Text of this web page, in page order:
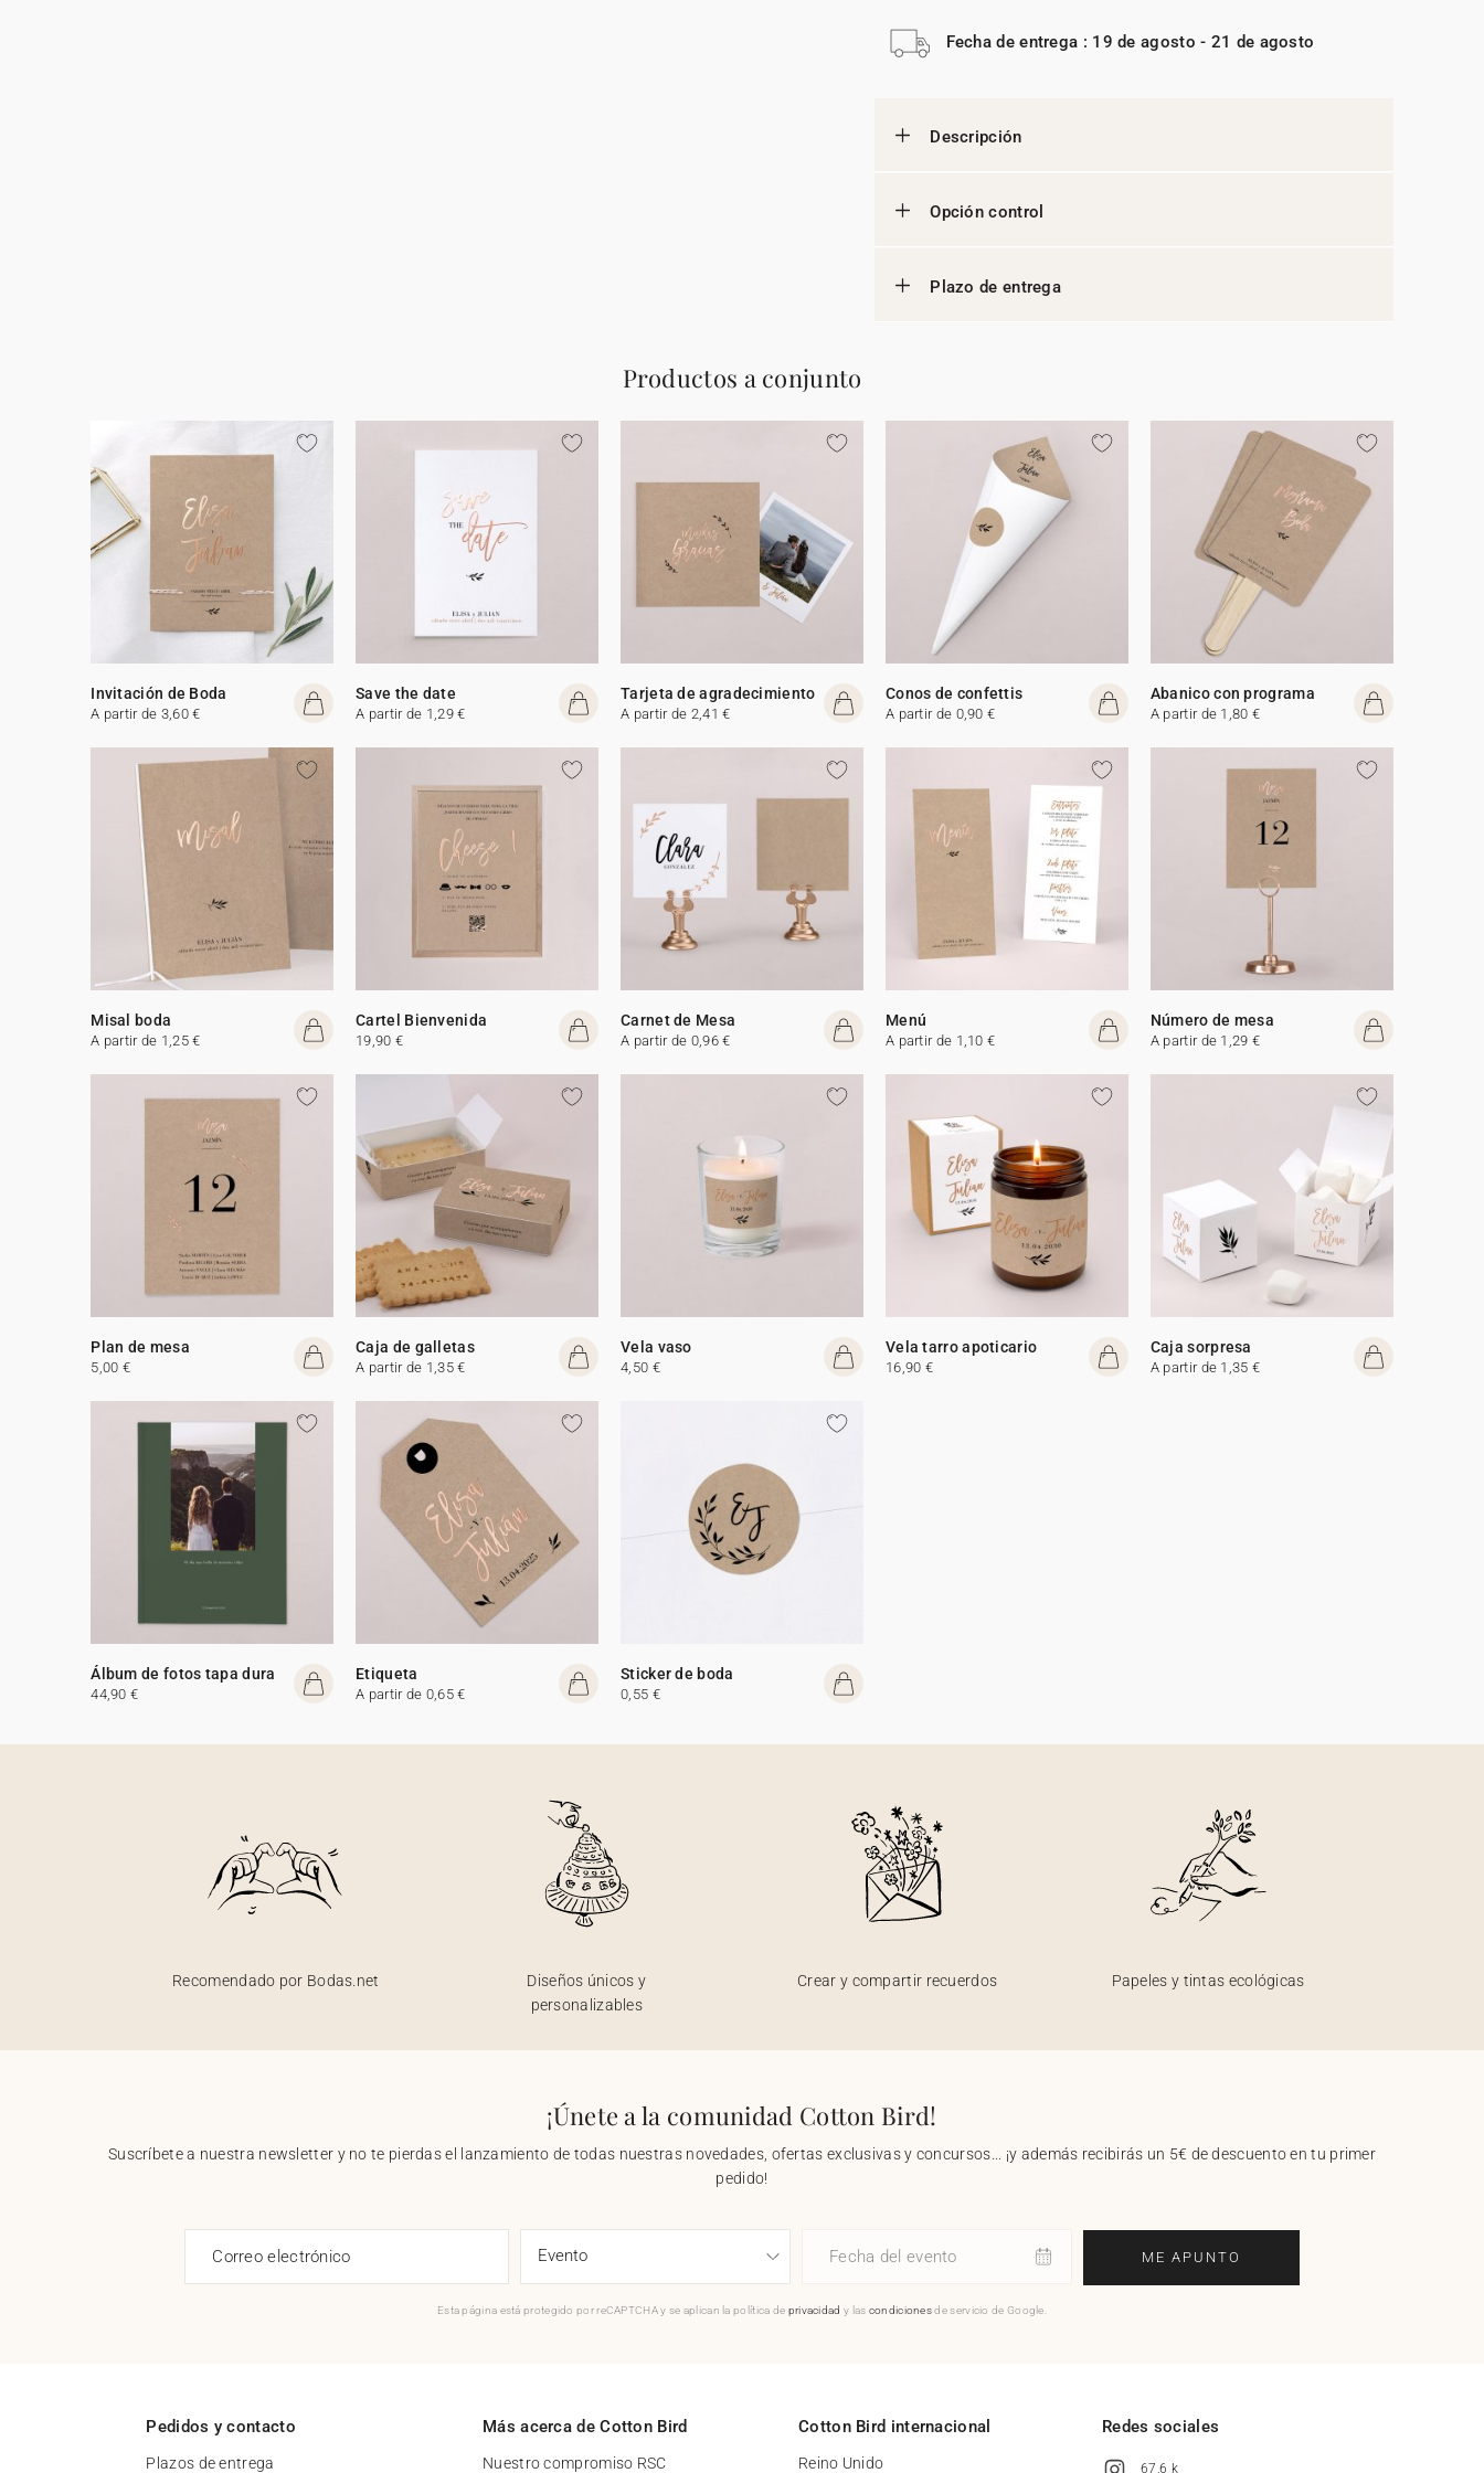
Fecha de entrega : 19 de agosto - 21 de agosto
Descripción
Opción control
Plazo de entrega
Productos a conjunto
Invitación de Boda
A partir de 3,60 €
Save the date
A partir de 1,29 €
Tarjeta de agradecimiento
A partir de 2,41 €
Conos de confettis
A partir de 0,90 €
Abanico con programa
A partir de 1,80 €
Misal boda
A partir de 1,25 €
Cartel Bienvenida
19,90 €
Carnet de Mesa
A partir de 0,96 €
Menú
A partir de 1,10 €
Número de mesa
A partir de 1,29 €
Plan de mesa
5,00 €
Caja de galletas
A partir de 1,35 €
Vela vaso
4,50 €
Vela tarro apoticario
16,90 €
Caja sorpresa
A partir de 1,35 €
Álbum de fotos tapa dura
44,90 €
Etiqueta
A partir de 0,65 €
Sticker de boda
0,55 €
Recomendado por Bodas.net
Diseños únicos y
personalizables
Crear y compartir recuerdos Papeles y tintas ecológicas
¡Únete a la comunidad Cotton Bird!
Suscríbete a nuestra newsletter y no te pierdas el lanzamiento de todas nuestras novedades, ofertas exclusivas y concursos... ¡y además recibirás un 5€ de descuento en tu primer
pedido!
Correo electrónico Fecha del evento ME APUNTO
Esta página está protegido por reCAPTCHA y se aplican la política de privacidad y las condicionesde servicio de Google.
Pedidos y contacto
Plazos de entrega
Más acerca de Cotton Bird
Nuestro compromiso RSC
Cotton Bird internacional
Reino Unido
Redes sociales
67,6 k